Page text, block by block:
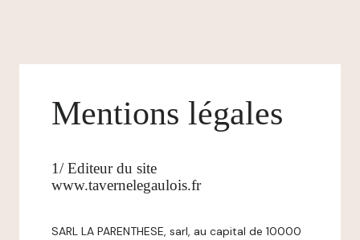
Mentions légales
1/ Editeur du site
www.tavernelegaulois.fr
SARL LA PARENTHESE, sarl, au capital de 10000